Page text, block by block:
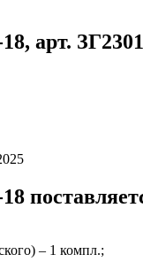
арт.
– 1 компл.;